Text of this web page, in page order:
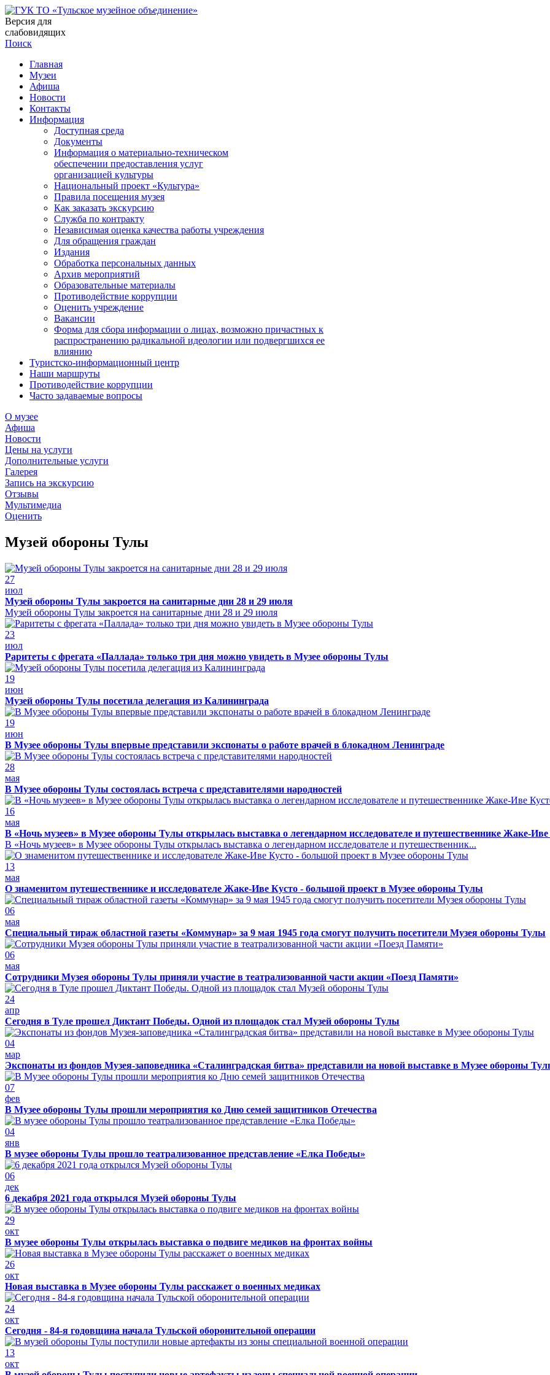
Версия для
слабовидящих
Поиск
Главная
Музеи
Афиша
Новости
Контакты
Информация
Доступная среда
Документы
Информация о материально-техническом
обеспечении предоставления услуг
организацией культуры
Национальный проект «Культура»
Правила посещения музея
Как заказать экскурсию
Служба по контракту
Независимая оценка качества работы учреждения
Для обращения граждан
Издания
Обработка персональных данных
Архив мероприятий
Образовательные материалы
Противодействие коррупции
Оценить учреждение
Вакансии
Форма для сбора информации о лицах, возможно причастных к
распространению радикальной идеологии или подвергшихся ее
влиянию
Туристско-информационный центр
Наши маршруты
Противодействие коррупции
Часто задаваемые вопросы
О музее
Афиша
Новости
Цены на услуги
Дополнительные услуги
Галерея
Запись на экскурсию
Отзывы
Мультимедиа
Оценить
Музей обороны Тулы
27
июл
Музей обороны Тулы закроется на санитарные дни 28 и 29 июля
Музей обороны Тулы закроется на санитарные дни 28 и 29 июля
23
июл
Раритеты с фрегата «Паллада» только три дня можно увидеть в Музее обороны Тулы
19
июн
Музей обороны Тулы посетила делегация из Калининграда
19
июн
В Музее обороны Тулы впервые представили экспонаты о работе врачей в блокадном Ленинграде
28
мая
В Музее обороны Тулы состоялась встреча с представителями народностей
16
мая
В «Ночь музеев» в Музее обороны Тулы открылась выставка о легендарном исследователе и путешественнике Жаке-
В «Ночь музеев» в Музее обороны Тулы открылась выставка о легендарном исследователе и путешественник...
13
мая
О знаменитом путешественнике и исследователе Жаке-Иве Кусто - большой проект в Музее обороны Тулы
06
мая
Специальный тираж областной газеты «Коммунар» за 9 мая 1945 года смогут получить посетители Музея обороны Тулы
06
мая
Сотрудники Музея обороны Тулы приняли участие в театрализованной части акции «Поезд Памяти»
24
апр
Сегодня в Туле прошел Диктант Победы. Одной из площадок стал Музей обороны Тулы
04
мар
Экспонаты из фондов Музея-заповедника «Сталинградская битва» представили на новой выставке в Музее обороны
07
фев
В Музее обороны Тулы прошли мероприятия ко Дню семей защитников Отечества
04
янв
В музее обороны Тулы прошло театрализованное представление «Елка Победы»
06
дек
6 декабря 2021 года открылся Музей обороны Тулы
29
окт
В музее обороны Тулы открылась выставка о подвиге медиков на фронтах войны
26
окт
Новая выставка в Музее обороны Тулы расскажет о военных медиках
24
окт
Сегодня - 84-я годовщина начала Тульской оборонительной операции
13
окт